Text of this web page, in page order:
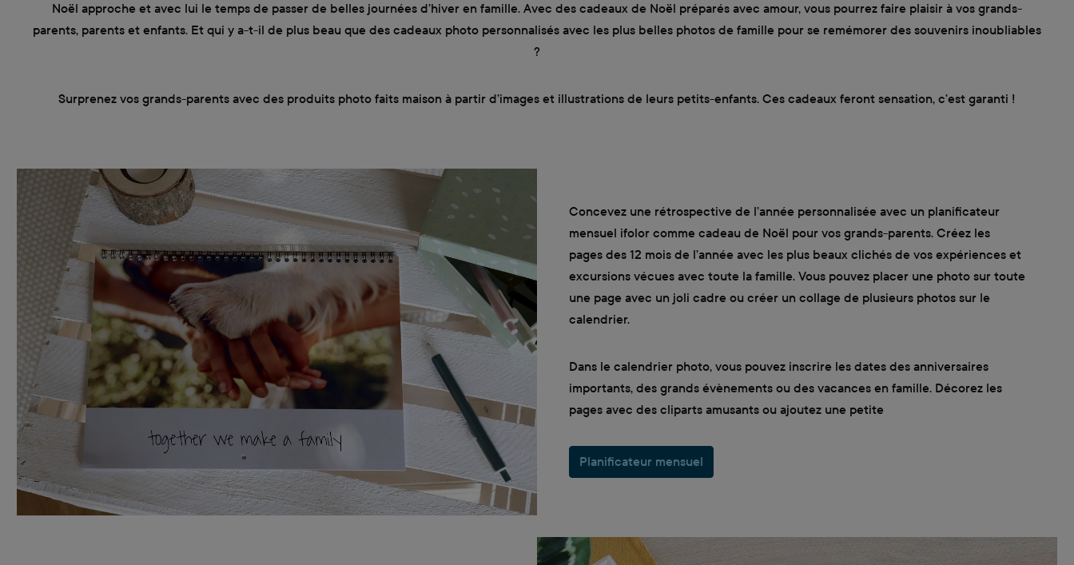
Noël approche et avec lui le temps de passer de belles journées d’hiver en famille. Avec des cadeaux de Noël préparés avec amour, vous pourrez faire plaisir à vos grands-
parents, parents et enfants. Et qui y a-t-il de plus beau que des cadeaux photo personnalisés avec les plus belles photos de famille pour se remémorer des souvenirs inoubliables
?
Surprenez vos grands-parents avec des produits photo faits maison à partir d’images et illustrations de leurs petits-enfants. Ces cadeaux feront sensation, c’est garanti !
Concevez une rétrospective de l’année personnalisée avec un planificateur
mensuel ifolor comme cadeau de Noël pour vos grands-parents. Créez les
pages des 12 mois de l’année avec les plus beaux clichés de vos expériences et
excursions vécues avec toute la famille. Vous pouvez placer une photo sur toute
une page avec un joli cadre ou créer un collage de plusieurs photos sur le
calendrier.
Dans le calendrier photo, vous pouvez inscrire les dates des anniversaires
importants, des grands évènements ou des vacances en famille. Décorez les
pages avec des cliparts amusants ou ajoutez une petite
Planificateur mensuel